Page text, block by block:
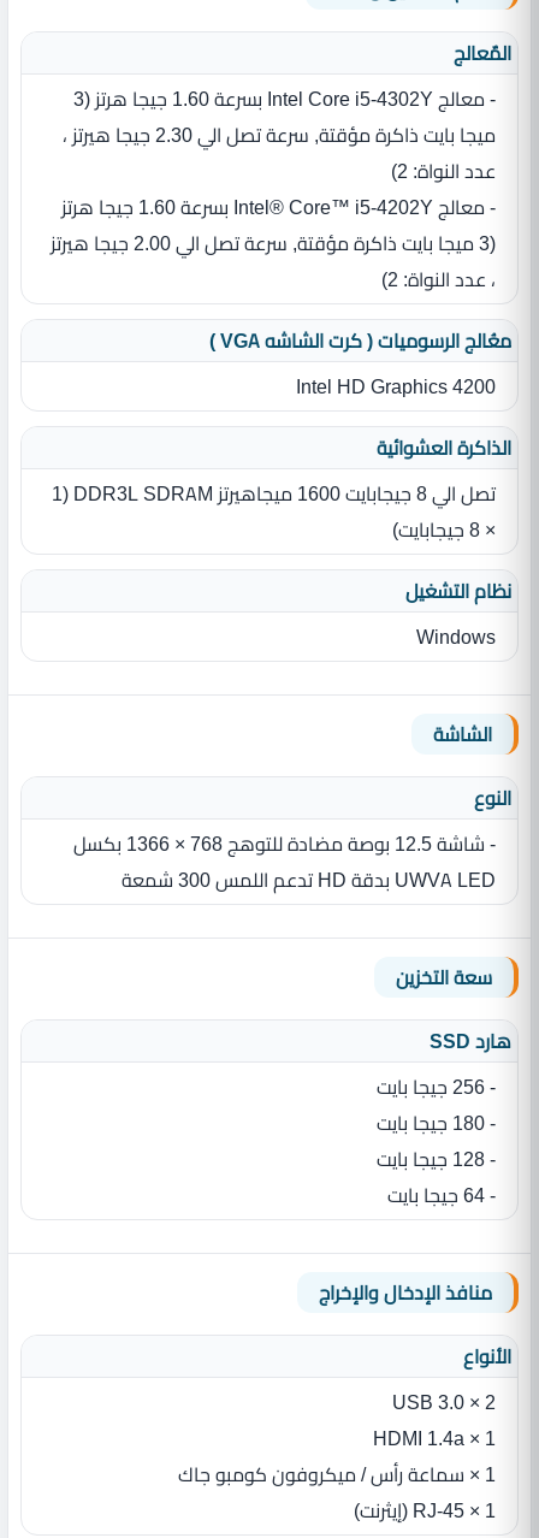
المٌعالج
- معالج ‏Intel Core i5-4302Y بسرعة 1.60 جيجا هرتز ‏(‏3
ميجا بايت ذاكرة مؤقتة‏, سرعة تصل الي 2.30 جيجا هيرتز ،‏
عدد النواة‏:‏ 2)
- معالج ‏Intel® Core™ i5-4202Y بسرعة 1.60 جيجا هرتز
‏(‏3 ميجا بايت ذاكرة مؤقتة‏, سرعة تصل الي 2.00 جيجا هيرتز
،‏ عدد النواة‏:‏ 2)
معُالج الرسوميات ( كرت الشاشه VGA )
Intel HD Graphics 4200
الذاكرة العشوائية
تصل الي 8 جيجابايت 1600 ميجاهيرتز DDR3L SDRAM ‏(‏1
× 8 جيجابايت‏)‏
نظام التشغيل
Windows
الشاشة
النوع
- شاشة 12.5 بوصة‏ مضادة للتوهج 768 × 1366 بكسل
UWVA LED ‏‏بدقة HD تدعم اللمس 300 شمعة
سعة التخزين
هارد SSD
- 256 جيجا بايت
- 180 جيجا بايت
- 128 جيجا بايت
- 64 جيجا بايت
منافذ الإدخال والإخراج
الأنواع
2 × USB 3.0
1 × HDMI 1.4a
1 × سماعة رأس / ميكروفون كومبو جاك
1 × RJ-45 (إيثرنت)